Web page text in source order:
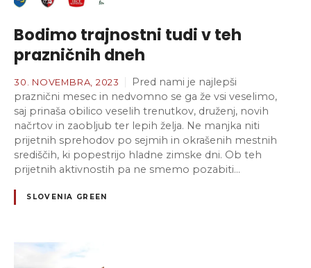
Bodimo trajnostni tudi v teh
prazničnih dneh
30. NOVEMBRA, 2023
Pred nami je najlepši
praznični mesec in nedvomno se ga že vsi veselimo,
saj prinaša obilico veselih trenutkov, druženj, novih
načrtov in zaobljub ter lepih želja. Ne manjka niti
prijetnih sprehodov po sejmih in okrašenih mestnih
središčih, ki popestrijo hladne zimske dni. Ob teh
prijetnih aktivnostih pa ne smemo pozabiti…
SLOVENIA GREEN